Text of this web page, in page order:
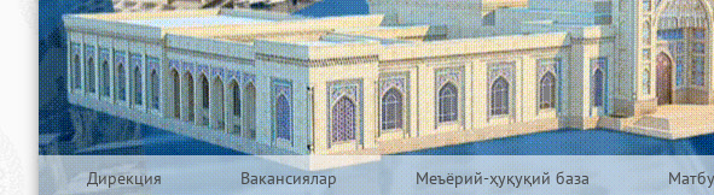
Дирекция Вакансиялар Меъёрий-ҳуқуқий база